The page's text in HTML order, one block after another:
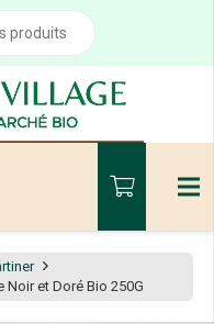
Noir et Doré Bio 250G